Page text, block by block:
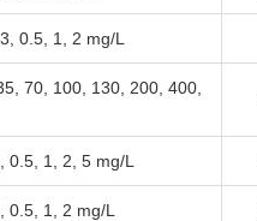
0.5, 1, 2 mg/L
70, 100, 130, 200, 400,
0.5, 1, 2, 5 mg/L
0.5, 1, 2 mg/L